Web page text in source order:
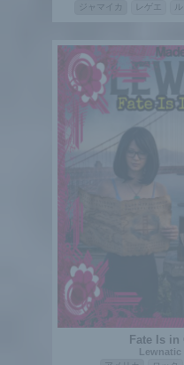
ジャマイカ レゲエ
Fate Is in